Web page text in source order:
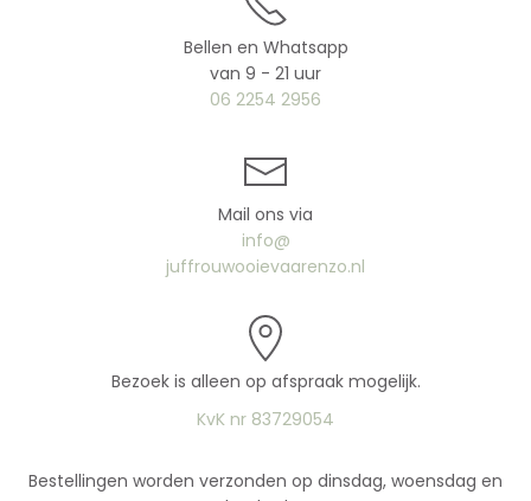
Bellen en Whatsapp
van 9 - 21 uur
06 2254 2956
Mail ons via
info@
juffrouwooievaarenzo.nl
Bezoek is alleen op afspraak mogelijk.
KvK nr 83729054
Bestellingen worden verzonden op dinsdag, woensdag en